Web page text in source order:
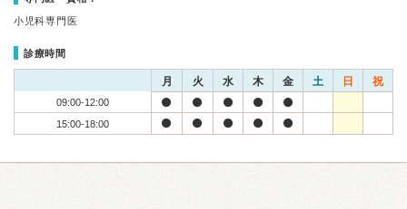
小児科専門医
診療時間
月 火 水 木 金 土 日 祝
09:00-12:00
15:00-18:00